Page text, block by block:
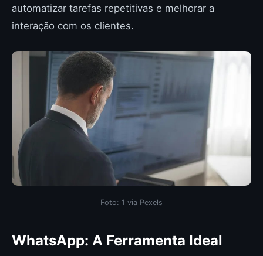
automatizar tarefas repetitivas e melhorar a
interação com os clientes.
Foto: 1 via Pexels
WhatsApp: A Ferramenta Ideal